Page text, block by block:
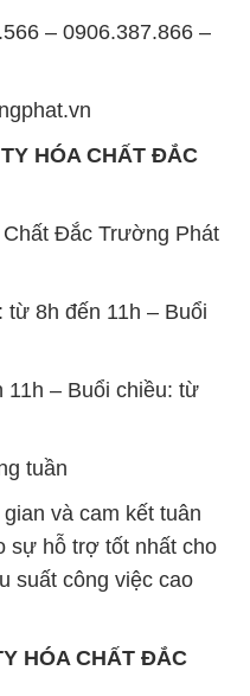
– 0906.387.866 –
HÓA CHẤT ĐẮC
Đắc Trường Phát
8h đến 11h – Buổi
– Buổi chiều: từ
tuần
và cam kết tuân
sự hỗ trợ tốt nhất cho
suất công việc cao
HÓA CHẤT ĐẮC